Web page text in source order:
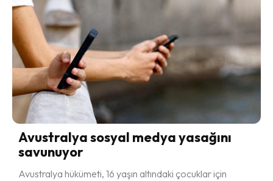
Avustralya sosyal medya yasağını
savunuyor
Avustralya hükümeti, 16 yaşın altındaki çocuklar için